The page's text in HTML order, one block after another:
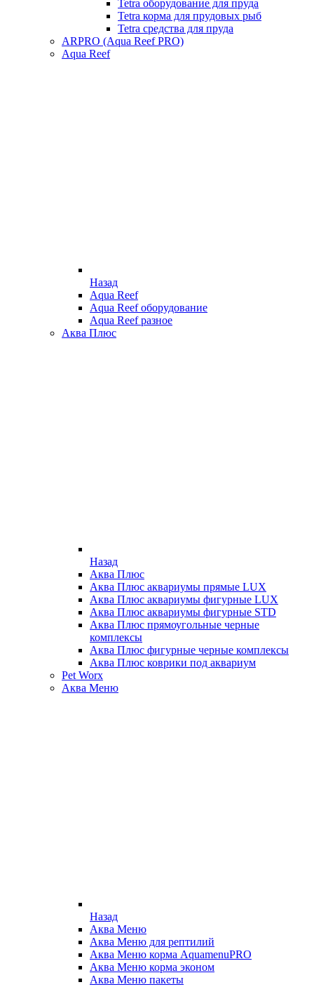
Tetra оборудование для пруда
Tetra корма для прудовых рыб
Tetra средства для пруда
ARPRO (Aqua Reef PRO)
Aqua Reef
Назад
Aqua Reef
Aqua Reef оборудование
Aqua Reef разное
Аква Плюс
Назад
Аква Плюс
Аква Плюс аквариумы прямые LUX
Аква Плюс аквариумы фигурные LUX
Аква Плюс аквариумы фигурные STD
Аква Плюс прямоугольные черные
комплексы
Аква Плюс фигурные черные комплексы
Аква Плюс коврики под аквариум
Pet Worx
Аква Меню
Назад
Аква Меню
Аква Меню для рептилий
Аква Меню корма AquamenuPRO
Аква Меню корма эконом
Аква Меню пакеты